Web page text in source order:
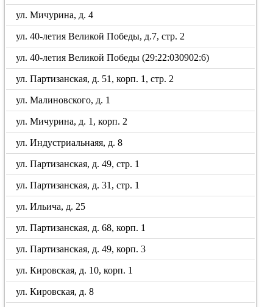
ул. Мичурина, д. 4
ул. 40-летия Великой Победы, д.7, стр. 2
ул. 40-летия Великой Победы (29:22:030902:6)
ул. Партизанская, д. 51, корп. 1, стр. 2
ул. Малиновского, д. 1
ул. Мичурина, д. 1, корп. 2
ул. Индустриальнаяя, д. 8
ул. Партизанская, д. 49, стр. 1
ул. Партизанская, д. 31, стр. 1
ул. Ильича, д. 25
ул. Партизанская, д. 68, корп. 1
ул. Партизанская, д. 49, корп. 3
ул. Кировская, д. 10, корп. 1
ул. Кировская, д. 8